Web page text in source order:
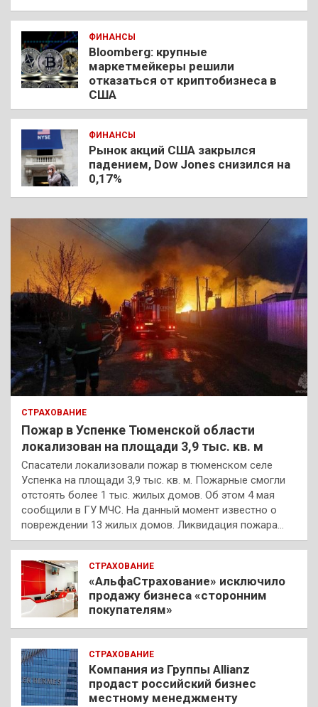
ФИНАНСЫ
Bloomberg: крупные
маркетмейкеры решили
отказаться от криптобизнеса в
США
ФИНАНСЫ
Рынок акций США закрылся
падением, Dow Jones снизился на
0,17%
СТРАХОВАНИЕ
Пожар в Успенке Тюменской области
локализован на площади 3,9 тыс. кв. м
Спасатели локализовали пожар в тюменском селе
Успенка на площади 3,9 тыс. кв. м. Пожарные смогли
отстоять более 1 тыс. жилых домов. Об этом 4 мая
сообщили в ГУ МЧС. На данный момент известно о
повреждении 13 жилых домов. Ликвидация пожара…
СТРАХОВАНИЕ
«АльфаСтрахование» исключило
продажу бизнеса «сторонним
покупателям»
СТРАХОВАНИЕ
Компания из Группы Allianz
продаст российский бизнес
местному менеджменту